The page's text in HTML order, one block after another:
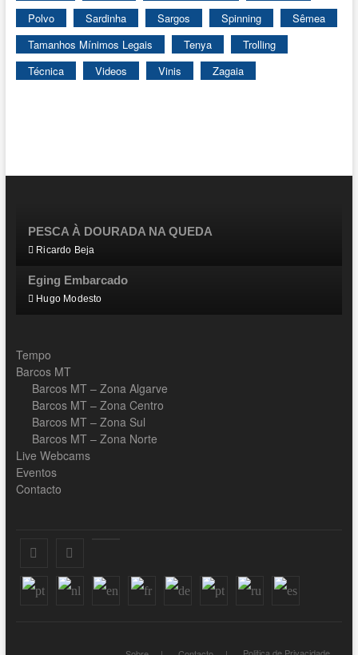
Polvo
Sardinha Sargos Spinning
Sêmea
Tamanhos Mínimos Legais
Tenya
Trolling
Técnica
Videos Vinis Zagaia
PESCA À DOURADA NA QUEDA
Ricardo Beja
Eging Embarcado
Hugo Modesto
Tempo
Barcos MT
Barcos MT – Zona Algarve
Barcos MT – Zona Centro
Barcos MT – Zona Sul
Barcos MT – Zona Norte
Live Webcams
Eventos
Contacto
Facebook